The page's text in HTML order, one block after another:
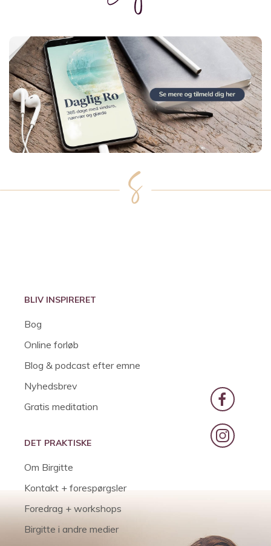
BLIV INSPIRERET
Bog
Online forløb
Blog & podcast efter emne
Nyhedsbrev
Gratis meditation
DET PRAKTISKE
Om Birgitte
Kontakt + forespørgsler
Foredrag + workshops
Birgitte i andre medier